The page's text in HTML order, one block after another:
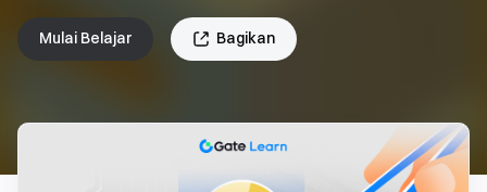
Mulai Belajar Bagikan